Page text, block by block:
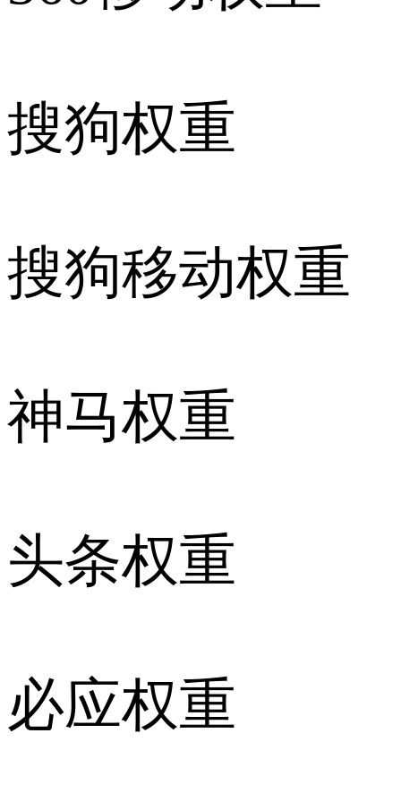
搜狗权重
搜狗移动权重
神马权重
头条权重
必应权重